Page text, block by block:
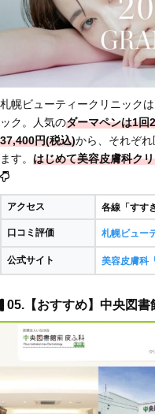
札幌ビューティークリニックは
ック。人気のダーマペンは1回
37,400円(税込)から、それぞ
ます。 はじめて美容皮膚科ク
アクセス 各線「すす
口コミ評価 札幌ビュー
公式サイト 美容皮膚科
05.【おすすめ】中央図